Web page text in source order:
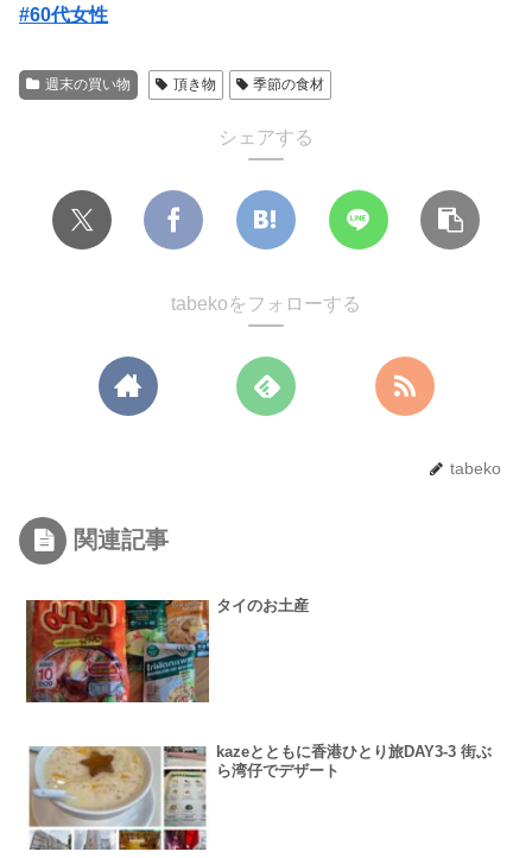
#60代女性
週末の買い物 頂き物 季節の食材
シェアする
tabekoをフォローする
tabeko
関連記事
タイのお土産
kazeとともに香港ひとり旅DAY3-3 街ぶ
ら湾仔でデザート